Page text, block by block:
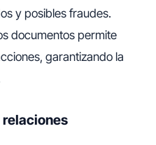
y posibles fraudes.
documentos permite
garantizando la
relaciones